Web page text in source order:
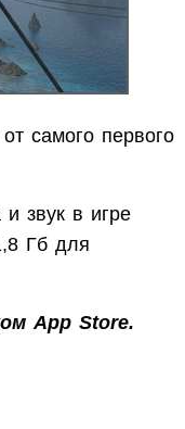
самого первого
звук в игре
Гб для
App Store.